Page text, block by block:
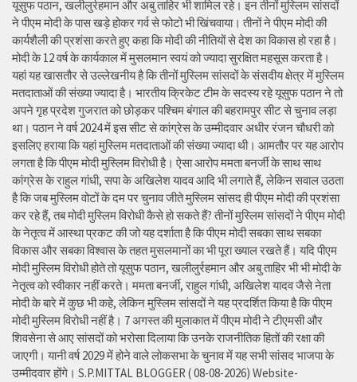
यूसुफ पठान, खलीलुर्रहमान और अबु ताहिर भी शामिल रहे। इन तीनों मुस्लिम सांसदों
ने पीएम मोदी के पास खड़े होकर गर्व से फोटो भी खिंचवाया। तीनों ने पीएम मोदी की
कार्यशैली की प्रशंसा करते हुए कहा कि मोदी की नीतियों से देश का विकास हो रहा है।
मोदी के 12 वर्ष के कार्यकाल में मुसलमान स्वयं को ज्यादा सुरक्षित महसूस करता है।
यहां यह खासतौर से उल्लेखनीय है कि तीनों मुस्लिम सांसदों के संसदीय क्षेत्र में मुस्लिम
मतदाताओं की संख्या ज्यादा है। भारतीय क्रिकेट टीम के सदस्य रहे यूसुफ पठान ने तो
अपने गृह प्रदेश गुजरात को छोड़कर पश्चिम बंगाल की बहरामपुर सीट से चुनाव लड़ा
था। पठान ने वर्ष 2024 में इस सीट से कांग्रेस के उम्मीदवार अधीर रंजन चौधरी को
इसलिए हराया कि यहां मुस्लिम मतदाताओं की संख्या ज्यादा थी। आमतौर पर यह आरोप
लगता है कि पीएम मोदी मुस्लिम विरोधी है। ऐसा आरोप ममता बनर्जी के साथ साथ
कांग्रेस के राहुल गांधी, सपा के अखिलेश यादव आदि भी लगाते हैं, लेकिन सवाल उठता
है कि जब मुस्लिम वोटों के दम पर चुनाव जीते मुस्लिम सांसद ही पीएम मोदी की प्रशंसा
कर रहे हैं, तब मोदी मुस्लिम विरोधी कैसे हो सकते हैं? तीनों मुस्लिम सांसदों ने पीएम मोदी
के नेतृत्व में आस्था प्रकट की जो यह दर्शाता है कि पीएम मोदी सबका साथ सबका
विकास और सबका विश्वास के तहत मुसलमानों का भी पूरा ख्याल रखते हैं। यदि पीएम
मोदी मुस्लिम विरोधी होते तो यूसुफ पठान, खलीलुर्रहमान और अबु ताहिर भी भी मोदी के
नेतृत्व को स्वीकार नहीं करते। ममता बनर्जी, राहुल गांधी, अखिलेश यादव जैसे नेता
मोदी के बारे में कुछ भी कहे, लेकिन मुस्लिम सांसदों ने यह प्रदर्शित किया है कि पीएम
मोदी मुस्लिम विरोधी नहीं है। 7 अगस्त की मुलाकात में पीएम मोदी ने टीएमसी और
शिवसेना से आए सांसदों को भरोसा दिलाया कि उनके राजनीतिक हितों की रक्षा की
जाएगी। यानी वर्ष 2029 में होने वाले लोकसभा के चुनाव में यह सभी सांसद भाजपा के
उम्मीदवार होंगे। S.P.MITTAL BLOGGER ( 08-08-2026) Website-